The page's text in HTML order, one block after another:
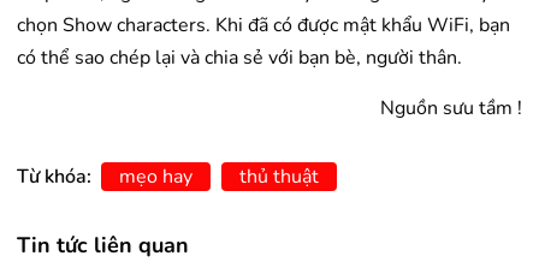
chọn Show characters. Khi đã có được mật khẩu WiFi, bạn
có thể sao chép lại và chia sẻ với bạn bè, người thân.
Nguồn sưu tầm !
Từ khóa: mẹo hay thủ thuật
Tin tức liên quan